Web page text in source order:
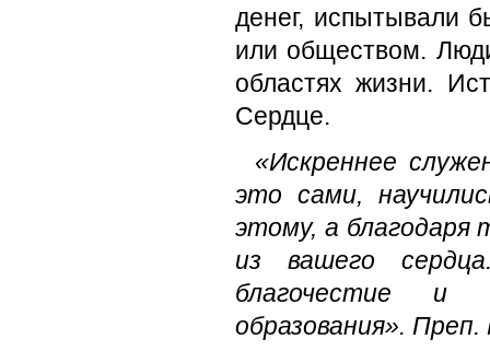
денег, испытывали
или обществом.
областях жизни.
Сердце.
«Искреннее
это сами,
этому, а
из вашего
благочестие и
образования». Преп.